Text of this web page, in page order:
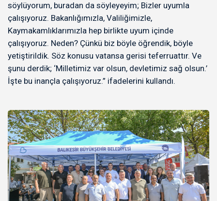
söylüyorum, buradan da söyleyeyim; Bizler uyumla
çalışıyoruz. Bakanlığımızla, Valiliğimizle,
Kaymakamlıklarımızla hep birlikte uyum içinde
çalışıyoruz. Neden? Çünkü biz böyle öğrendik, böyle
yetiştirildik. Söz konusu vatansa gerisi teferruattır. Ve
şunu derdik; ‘Milletimiz var olsun, devletimiz sağ olsun.’
İşte bu inançla çalışıyoruz.” ifadelerini kullandı.